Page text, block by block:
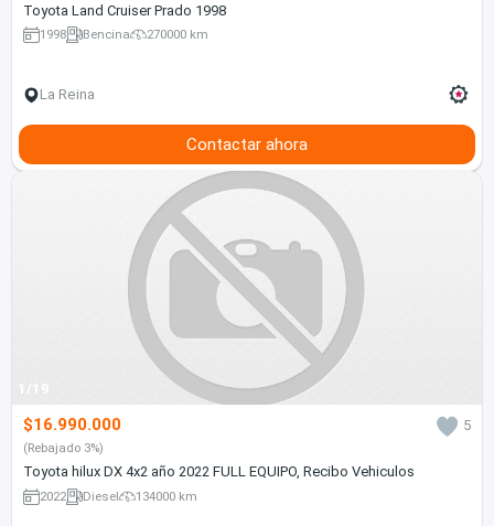
Toyota Land Cruiser Prado 1998
1998 Bencina 270000 km
La Reina
Contactar ahora
1/19
$16.990.000 5
(Rebajado 3%)
Toyota hilux DX 4x2 año 2022 FULL EQUIPO, Recibo Vehiculos
2022 Diesel 134000 km